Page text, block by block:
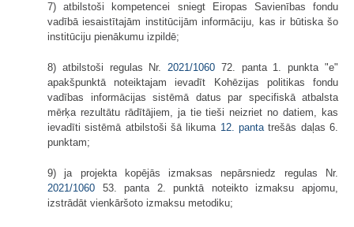
7) atbilstoši kompetencei sniegt Eiropas Savienības fondu
vadībā iesaistītajām institūcijām informāciju, kas ir būtiska šo
institūciju pienākumu izpildē;
8) atbilstoši regulas Nr.2021/1060 72. panta 1. punkta "e"
apakšpunktā noteiktajam ievadīt Kohēzijas politikas fondu
vadības informācijas sistēmā datus par specifiskā atbalsta
mērķa rezultātu rādītājiem, ja tie tieši neizriet no datiem, kas
ievadīti sistēmā atbilstoši šā likuma 12. pantatrešās daļas 6.
punktam;
9) ja projekta kopējās izmaksas nepārsniedz regulas Nr.
2021/1060 53. panta 2. punktā noteikto izmaksu apjomu,
izstrādāt vienkāršoto izmaksu metodiku;